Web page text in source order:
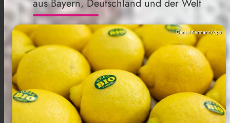
aus Bayern, Deutschland und der Welt
Daniel Karmann/dpa